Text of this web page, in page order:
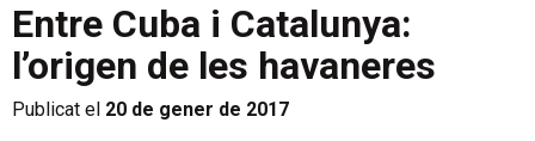
Entre Cuba i Catalunya:
l’origen de les havaneres
Publicat el 20 de gener de 2017